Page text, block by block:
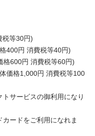
税等30円)
400円 消費税等40円)
格600円 消費税等60円)
価格1,000円 消費税等100
サービスの御利用になり
カードをご利用になれま